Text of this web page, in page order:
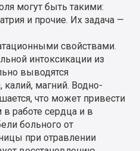
могут быть такими:
и прочие. Их задача —
свойствами.
интоксикации из
выводятся
калий, магний. Водно-
что может привести
работе сердца и в
больного от
при отравлении